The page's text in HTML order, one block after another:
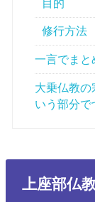
目的
修行方法
一言でまと
大乗仏教の
いう部分で
上座部仏